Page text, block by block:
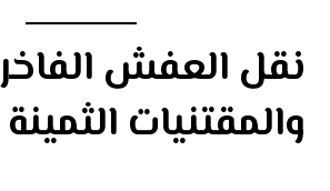
نقل العفش الفاخر
والمقتنيات الثمينة